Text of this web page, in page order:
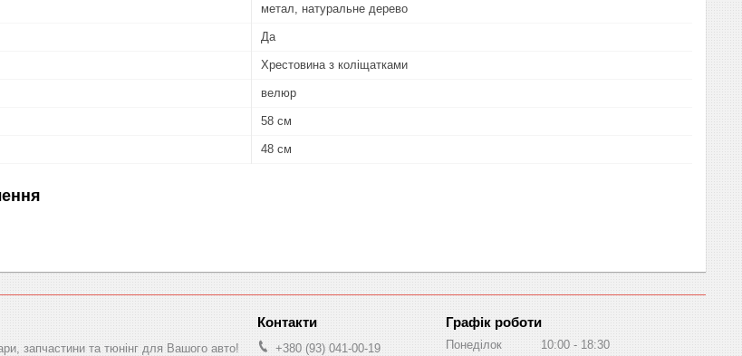
метал, натуральне дерево
Да
Хрестовина з коліщатками
велюр
58 см
48 см
запчастини та тюнінг для Вашого авто! +380 (93) 041-00-19
Графік роботи
Понеділок 10:00
18:30